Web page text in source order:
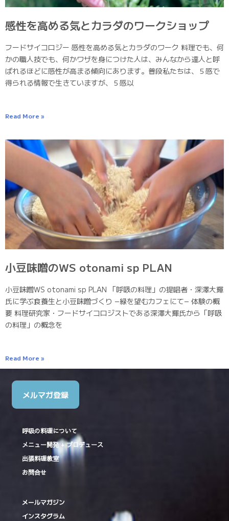
感性を高める気とカラダのワークショップ
フードサイコロジー 感性を高める気とカラダのワーク 料理でも、何
かの職人技でも、何かワザを身につけた人は、みんなから達人と呼
ばれるほどに感性が高まる傾向にあります。普段私たちは、５感で
得られる情報で生きていますが、５感以
Read More »
小豆味噌のWS otonami sp PLAN
小豆味噌WS otonami sp PLAN 「呼吸の料理」の提唱者・深澤大輝
氏に学ぶ食養生と小豆味噌づくり −緑を望むカフェにて− 体験の概
要 料理研究家・フードサイコロジストである深澤大輝氏から「呼吸
の料理」の概念を
Read More »
メルマガ登録
呼吸の料理について
メニュー開発 + プロデュース
出張料理教室
お問合せ
メールマガジン
インスタグラム